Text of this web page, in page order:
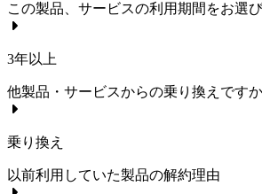
この製品、サービスの利用期間をお選
3年以上
他製品・サービスからの乗り換えです
乗り換え
以前利用していた製品の解約理由